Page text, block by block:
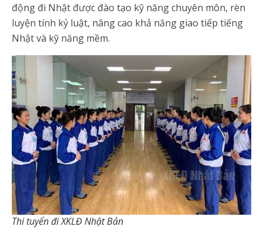
động đi Nhật được đào tạo kỹ năng chuyên môn, rèn
luyện tính kỷ luật, nâng cao khả năng giao tiếp tiếng
Nhật và kỹ năng mềm.
Thi tuyển đi XKLĐ Nhật Bản